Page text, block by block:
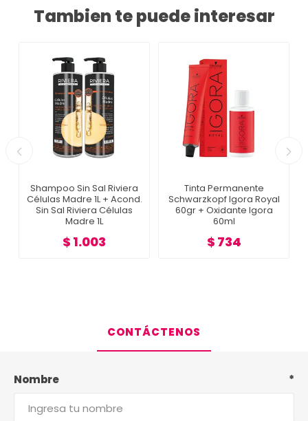
Tambien te puede interesar
Shampoo Sin Sal Riviera
Células Madre 1L + Acond.
Sin Sal Riviera Células
Madre 1L
$ 1.003
Tinta Permanente
Schwarzkopf Igora Royal
60gr + Oxidante Igora
60ml
$ 734
CONTÁCTENOS
Nombre *